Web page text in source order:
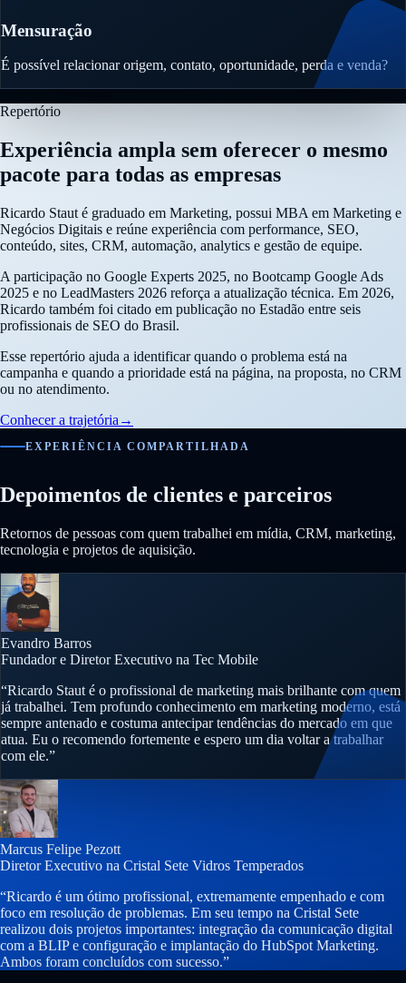
Mensuração
É possível relacionar origem, contato, oportunidade, perda e venda?
Repertório
Experiência ampla sem oferecer o mesmo
pacote para todas as empresas
Ricardo Staut é graduado em Marketing, possui MBA em Marketing e
Negócios Digitais e reúne experiência com performance, SEO,
conteúdo, sites, CRM, automação, analytics e gestão de equipe.
A participação no Google Experts 2025, no Bootcamp Google Ads
2025 e no LeadMasters 2026 reforça a atualização técnica. Em 2026,
Ricardo também foi citado em publicação no Estadão entre seis
profissionais de SEO do Brasil.
Esse repertório ajuda a identificar quando o problema está na
campanha e quando a prioridade está na página, na proposta, no CRM
ou no atendimento.
Conhecer a trajetória →
EXPERIÊNCIA COMPARTILHADA
Depoimentos de clientes e parceiros
Retornos de pessoas com quem trabalhei em mídia, CRM, marketing,
tecnologia e projetos de aquisição.
Evandro Barros
Fundador e Diretor Executivo na Tec Mobile
“Ricardo Staut é o profissional de marketing mais brilhante com quem
já trabalhei. Tem profundo conhecimento em marketing moderno, está
sempre antenado e costuma antecipar tendências do mercado em que
atua. Eu o recomendo fortemente e espero um dia voltar a trabalhar
com ele.”
Marcus Felipe Pezott
Diretor Executivo na Cristal Sete Vidros Temperados
“Ricardo é um ótimo profissional, extremamente empenhado e com
foco em resolução de problemas. Em seu tempo na Cristal Sete
realizou dois projetos importantes: integração da comunicação digital
com a BLIP e configuração e implantação do HubSpot Marketing.
Ambos foram concluídos com sucesso.”